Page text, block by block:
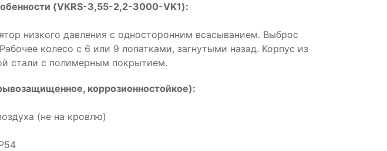
(VKRS-3,55-2,2-3000-VK1):
низкого давления с односторонним всасыванием. Выброс
колесо с 6 или 9 лопатками, загнутыми назад. Корпус из
стали с полимерным покрытием.
коррозионностойкое):
(не на кровлю)